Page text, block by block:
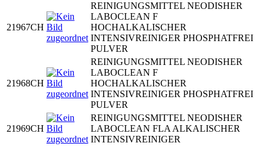
21967CH
REINIGUNGSMITTEL NEODISHER
LABOCLEAN F
HOCHALKALISCHER
INTENSIVREINIGER PHOSPHATFREI
PULVER
21968CH
REINIGUNGSMITTEL NEODISHER
LABOCLEAN F
HOCHALKALISCHER
INTENSIVREINIGER PHOSPHATFREI
PULVER
21969CH
REINIGUNGSMITTEL NEODISHER
LABOCLEAN FLA ALKALISCHER
INTENSIVREINIGER